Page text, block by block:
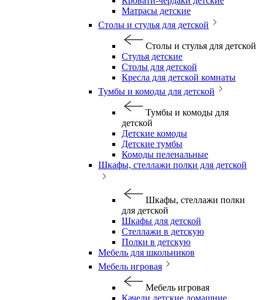
Матрасы детские
Столы и стулья для детской
Столы и стулья для детской
Стулья детские
Столы для детской
Кресла для детской комнаты
Тумбы и комоды для детской
Тумбы и комоды для
детской
Детские комоды
Детские тумбы
Комоды пеленальные
Шкафы, стеллажи полки для детской
Шкафы, стеллажи полки
для детской
Шкафы для детской
Стеллажи в детскую
Полки в детскую
Мебель для школьников
Мебель игровая
Мебель игровая
Качели детские домашние